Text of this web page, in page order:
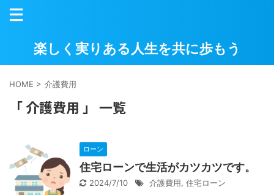
楽しく実りある人生を共に歩もう
HOME > 介護費用
「 介護費用 」 一覧
ローン
住宅ローンで生活がカツカツです。
2024/7/10 介護費用, 住宅ローン